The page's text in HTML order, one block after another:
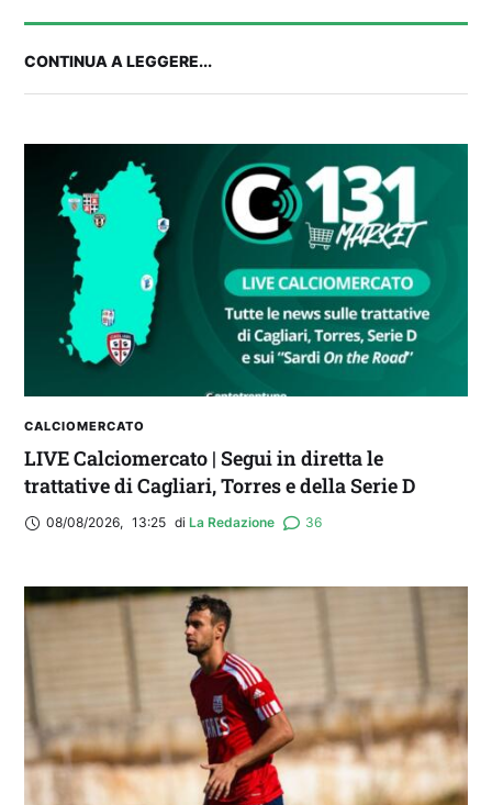
FANTA 131 LIVE | La nuova stagione al
fantacalcio: le novità di Fanta 131 e chi
CONTINUA A LEGGERE...
CALCIOMERCATO
LIVE Calciomercato | Segui in diretta le
trattative di Cagliari, Torres e della Serie D
08/08/2026, 13:25 di La Redazione 36